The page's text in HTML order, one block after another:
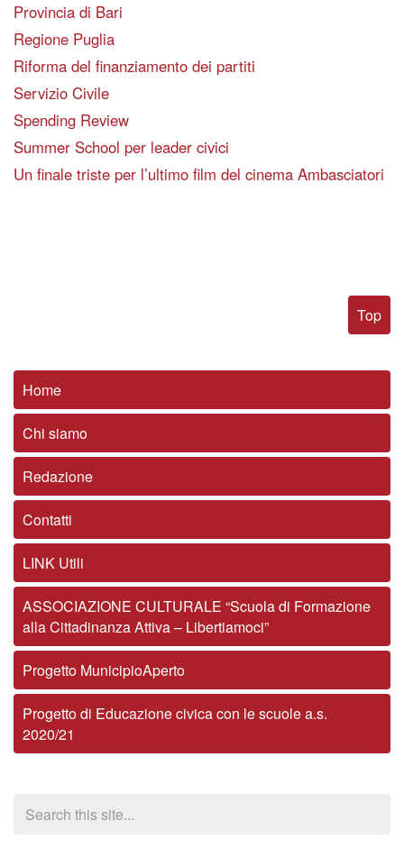
Provincia di Bari
Regione Puglia
Riforma del finanziamento dei partiti
Servizio Civile
Spending Review
Summer School per leader civici
Un finale triste per l’ultimo film del cinema Ambasciatori
Top
Home
Chi siamo
Redazione
Contatti
LINK Utili
ASSOCIAZIONE CULTURALE “Scuola di Formazione
alla Cittadinanza Attiva – Libertiamoci”
Progetto MunicipioAperto
Progetto di Educazione civica con le scuole a.s.
2020/21